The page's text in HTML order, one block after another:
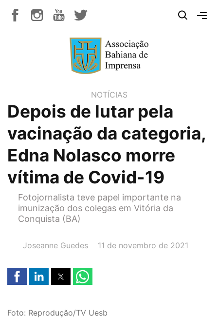
NOTÍCIAS
Depois de lutar pela
vacinação da categoria,
Edna Nolasco morre
vítima de Covid-19
Fotojornalista teve papel importante na
imunização dos colegas em Vitória da
Conquista (BA)
AUTOR(A):
Joseanne Guedes DATA:
11 de novembro de 2021
Foto: Reprodução/TV Uesb